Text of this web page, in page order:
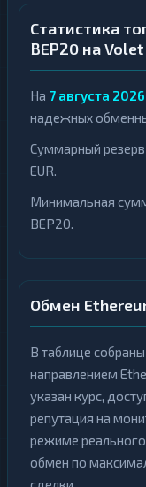
Статистика
BEP20 на
На 7 августа 2026
надежных
Суммарный
EUR.
Минимальная
BEP20.
Обмен
В таблице
направлением
указан курс,
репутация на
режиме
обмен по